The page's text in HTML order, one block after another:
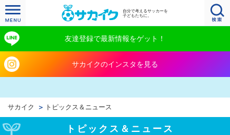
自分で考えるサッカーを
子どもたちに。
友達登録で最新情報をゲット！
サカイクのインスタを見る
サカイク トピックス＆ニュース
トピックス＆ニュース